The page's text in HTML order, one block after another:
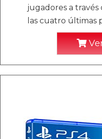
jugadores a
las cuatro últimas